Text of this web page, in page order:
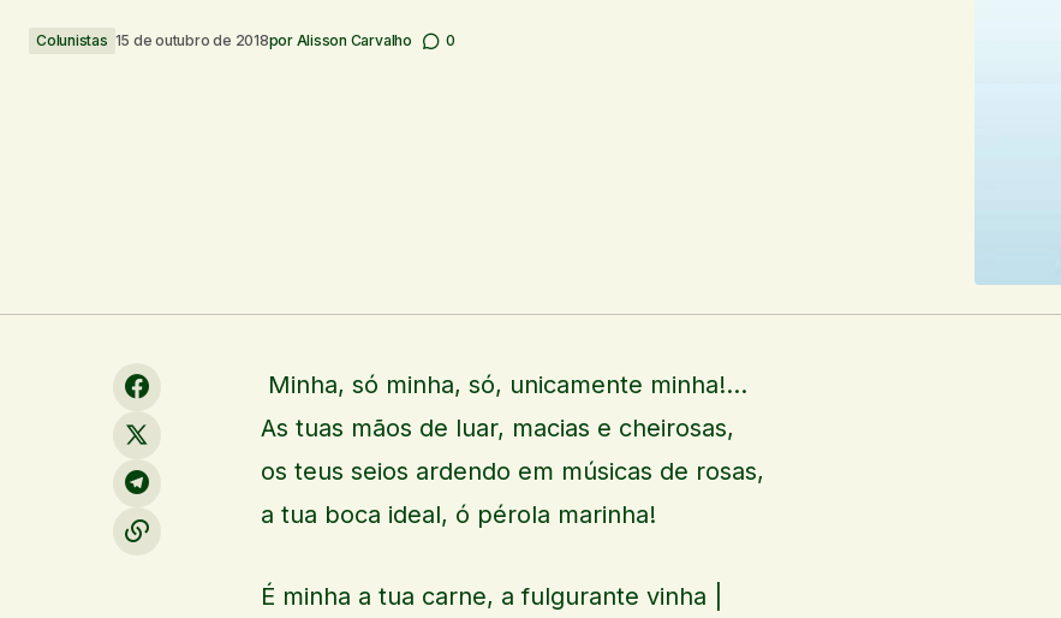
Colunistas 15 de outubro de 2018por Alisson Carvalho 0
Minha, só minha, só, unicamente minha!…
As tuas mãos de luar, macias e cheirosas,
os teus seios ardendo em músicas de rosas,
a tua boca ideal, ó pérola marinha!
É minha a tua carne, a fulgurante vinha